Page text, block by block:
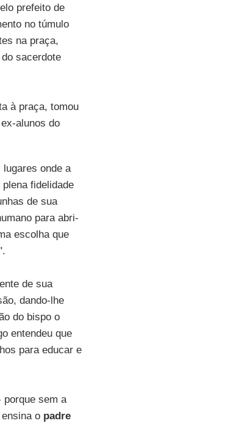
prefeito de
no túmulo
na praça,
sacerdote
à praça, tomou
alunos do
onde a
fidelidade
de sua
para abri-
escolha que
de sua
dando-lhe
do bispo o
entendeu que
para educar e
sem a
o padre